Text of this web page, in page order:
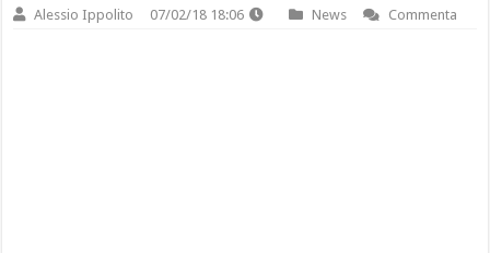
Alessio Ippolito 07/02/18 18:06 News Commenta